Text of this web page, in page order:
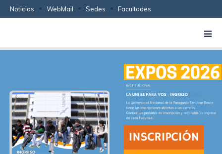
Noticias WebMail Sedes Facultades